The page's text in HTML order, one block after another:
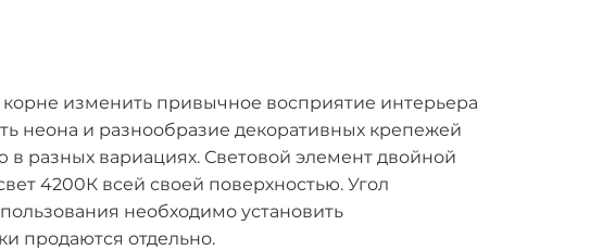
изменить привычное восприятие интерьера
неона и разнообразие декоративных крепежей
разных вариациях. Световой элемент двойной
4200К всей своей поверхностью. Угол
необходимо установить
продаются отдельно.